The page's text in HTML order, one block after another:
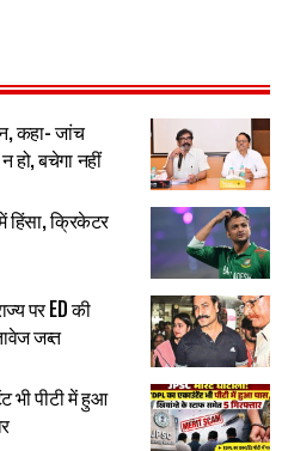
कहा- जांच
हो, बचेगा नहीं
हिंसा, क्रिकेटर
पर ED की
जब्त
भी पीटी में हुआ